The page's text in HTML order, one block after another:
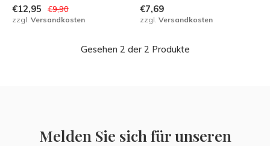
€12,95 €9,90
zzgl. Versandkosten
€7,69
zzgl. Versandkosten
Gesehen 2 der 2 Produkte
Melden Sie sich für unseren